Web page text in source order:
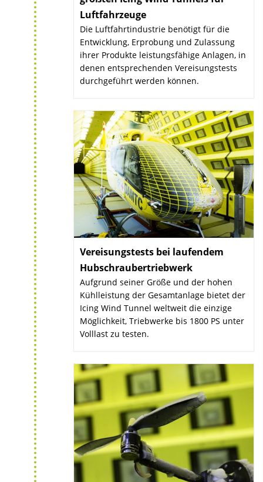
Luftfahrzeuge
Die Luftfahrtindustrie benötigt für die
Entwicklung, Erprobung und Zulassung
ihrer Produkte leistungsfähige Anlagen, in
denen entsprechenden Vereisungstests
durchgeführt werden können.
Vereisungstests bei laufendem
Hubschraubertriebwerk
Aufgrund seiner Größe und der hohen
Kühlleistung der Gesamtanlage bietet der
Icing Wind Tunnel weltweit die einzige
Möglichkeit, Triebwerke bis 1800 PS unter
Volllast zu testen.